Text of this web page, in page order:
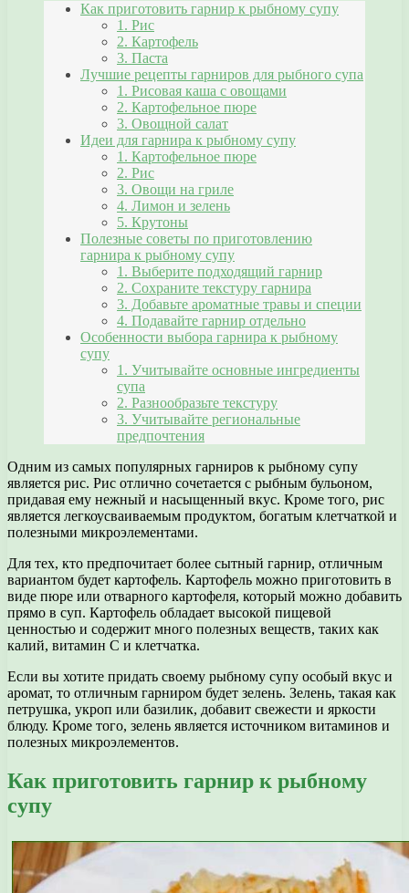
Как приготовить гарнир к рыбному супу
1. Рис
2. Картофель
3. Паста
Лучшие рецепты гарниров для рыбного супа
1. Рисовая каша с овощами
2. Картофельное пюре
3. Овощной салат
Идеи для гарнира к рыбному супу
1. Картофельное пюре
2. Рис
3. Овощи на гриле
4. Лимон и зелень
5. Крутоны
Полезные советы по приготовлению
гарнира к рыбному супу
1. Выберите подходящий гарнир
2. Сохраните текстуру гарнира
3. Добавьте ароматные травы и специи
4. Подавайте гарнир отдельно
Особенности выбора гарнира к рыбному
супу
1. Учитывайте основные ингредиенты
супа
2. Разнообразьте текстуру
3. Учитывайте региональные
предпочтения
Одним из самых популярных гарниров к рыбному супу
является рис. Рис отлично сочетается с рыбным бульоном,
придавая ему нежный и насыщенный вкус. Кроме того, рис
является легкоусваиваемым продуктом, богатым клетчаткой и
полезными микроэлементами.
Для тех, кто предпочитает более сытный гарнир, отличным
вариантом будет картофель. Картофель можно приготовить в
виде пюре или отварного картофеля, который можно добавить
прямо в суп. Картофель обладает высокой пищевой
ценностью и содержит много полезных веществ, таких как
калий, витамин С и клетчатка.
Если вы хотите придать своему рыбному супу особый вкус и
аромат, то отличным гарниром будет зелень. Зелень, такая как
петрушка, укроп или базилик, добавит свежести и яркости
блюду. Кроме того, зелень является источником витаминов и
полезных микроэлементов.
Как приготовить гарнир к рыбному
супу